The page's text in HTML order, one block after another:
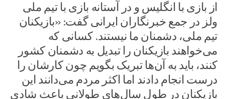
از بازی با انگلیس و در آستانه بازی با تیم ملی
ولز در جمع خبرنگاران ایرانی گفت: «بازیکنان
تیم ملی، دشمنان ما نیستند. کسانی که
می‌خواهند بازیکنان را تبدیل به دشمنان کشور
کنند، باید به آن‌ها تبریک بگویم چون کارشان را
درست انجام دادند اما اکثر مردم می‌دانند این
بازیکنان در طول سال‌های طولانی باعث شادی